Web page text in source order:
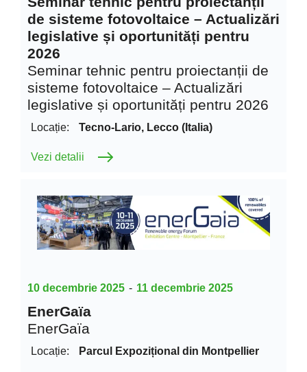
de sisteme fotovoltaice – Actualizări
legislative și oportunități pentru
2026
Seminar tehnic pentru proiectanții de
sisteme fotovoltaice – Actualizări
legislative și oportunități pentru 2026
Locație: Tecno-Lario, Lecco (Italia)
Vezi detalii
10 decembrie 2025 - 11 decembrie 2025
EnerGaïa
EnerGaïa
Locație: Parcul Expozițional din Montpellier